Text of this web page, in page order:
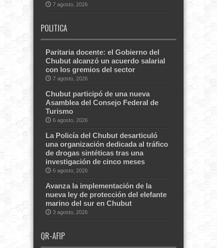
7 agosto, 2026
POLITICA
Paritaria docente: el Gobierno del
Chubut alcanzó un acuerdo salarial
con los gremios del sector
7 agosto, 2026
Chubut participó de una nueva
Asamblea del Consejo Federal de
Turismo
6 agosto, 2026
La Policía del Chubut desarticuló
una organización dedicada al tráfico
de drogas sintéticas tras una
investigación de cinco meses
6 agosto, 2026
Avanza la implementación de la
nueva ley de protección del elefante
marino del sur en Chubut
3 agosto, 2026
QR-AFIP